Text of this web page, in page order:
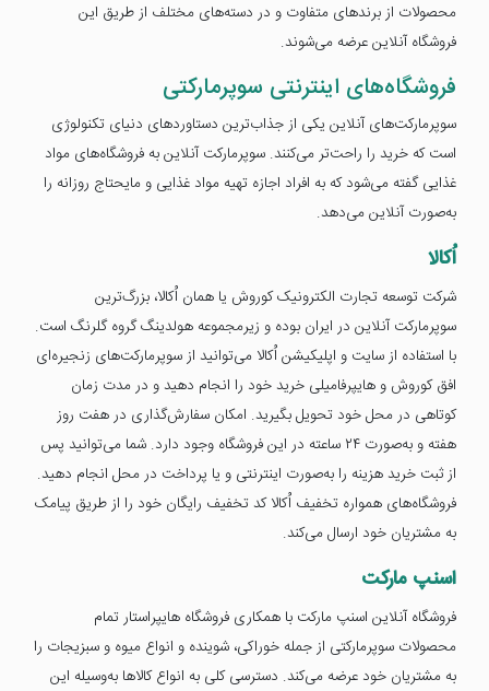
محصولات از برندهای متفاوت و در دسته‌های مختلف از طریق این
فروشگاه آنلاین عرضه می‌شوند.
فروشگاه‌های اینترنتی سوپرمارکتی
سوپرمارکت‌های آنلاین یکی از جذاب‌ترین دستاوردهای دنیای تکنولوژی
است که خرید را راحت‌تر می‌کنند. سوپرمارکت آنلاین به فروشگاه‌های مواد
غذایی گفته می‌شود که به افراد اجازه تهیه مواد غذایی و مایحتاج روزانه را
به‌صورت آنلاین می‌دهد.
اُکالا
شرکت توسعه تجارت الکترونیک کوروش یا همان اُکالا، بزرگ‌ترین
سوپرمارکت آنلاین در ایران بوده و زیرمجموعه هولدینگ گروه گلرنگ است.
با استفاده از سایت و اپلیکیشن اُکالا می‌توانید از سوپرمارکت‌های زنجیره‌ای
افق کوروش و هایپرفامیلی خرید خود را انجام دهید و در مدت زمان
کوتاهی در محل خود تحویل بگیرید. امکان سفارش‌گذاری در هفت روز
هفته و به‌صورت ۲۴ ساعته در این فروشگاه وجود دارد. شما می‌توانید پس
از ثبت خرید هزینه را به‌صورت اینترنتی و یا پرداخت در محل انجام دهید.
فروشگاه‌های همواره تخفیف اُکالا کد تخفیف رایگان خود را از طریق پیامک
به مشتریان خود ارسال می‌کند.
اسنپ مارکت
فروشگاه آنلاین اسنپ مارکت با همکاری فروشگاه هایپراستار تمام
محصولات سوپرمارکتی از جمله خوراکی، شوینده و انواع میوه و سبزیجات را
به مشتریان خود عرضه می‌کند. دسترسی کلی به انواع کالاها به‌وسیله این